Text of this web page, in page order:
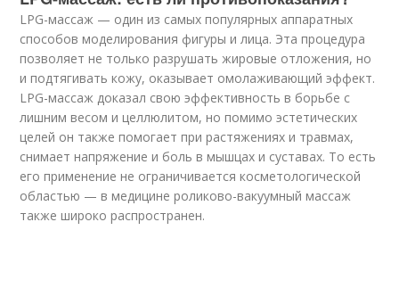
LPG-массаж — один из самых популярных аппаратных
способов моделирования фигуры и лица. Эта процедура
позволяет не только разрушать жировые отложения, но
и подтягивать кожу, оказывает омолаживающий эффект.
LPG-массаж доказал свою эффективность в борьбе с
лишним весом и целлюлитом, но помимо эстетических
целей он также помогает при растяжениях и травмах,
снимает напряжение и боль в мышцах и суставах. То есть
его применение не ограничивается косметологической
областью — в медицине роликово-вакуумный массаж
также широко распространен.